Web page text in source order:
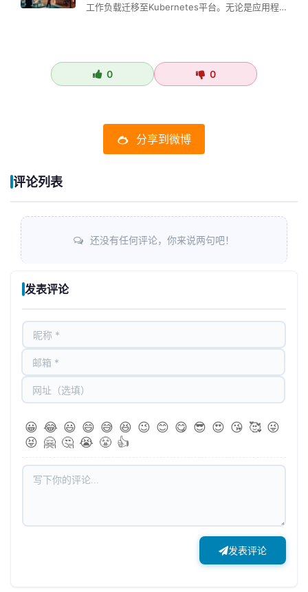
工作负载迁移至Kubernetes平台。无论是应用程
0 0
分享到微博
评论列表
还没有任何评论，你来说两句吧！
发表评论
😀 😂 😃 😄 😅 😆 😉 😊 😋 😎 😍 😘 🥰 😜
😝 🤗 🤔 😭 😤 👍
发表评论